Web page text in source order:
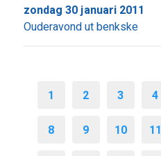
Ouderavond ut benkske
zondag 30 januari 2011
1 2 3 4
8 9 10 11